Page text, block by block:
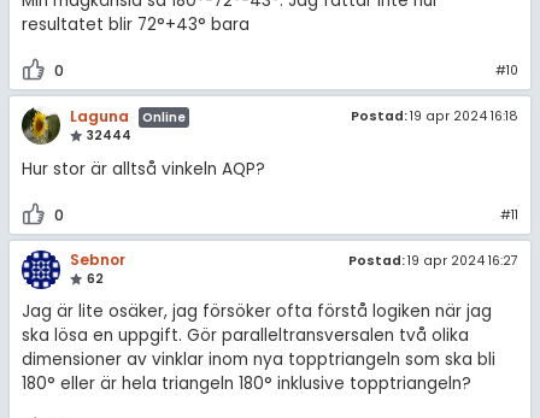
resultatet blir 72°+43° bara
0 #10
Laguna
Online
32444
Postad:19 apr 2024 16:18
Hur stor är alltså vinkeln AQP?
0 #11
Sebnor
62
Postad:19 apr 2024 16:27
Jag är lite osäker, jag försöker ofta förstå logiken när jag
ska lösa en uppgift. Gör paralleltransversalen två olika
dimensioner av vinklar inom nya topptriangeln som ska bli
180° eller är hela triangeln 180° inklusive topptriangeln?